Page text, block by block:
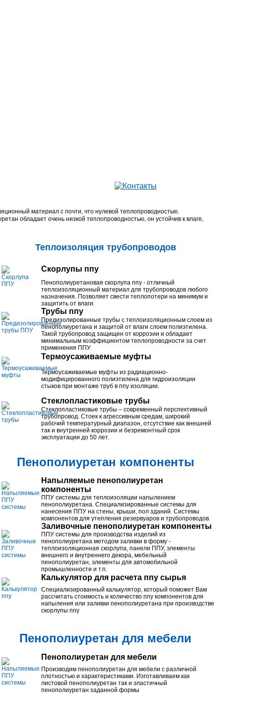
материал с почти, что нулевой теплопроводностью.
обладает очень низкой теплопроводностью, он устойчив к влаге,
Теплоизоляция трубопроводов
Скорлупы ппу
Пенополиуретановая скорлупа ппу - отличный
теплоизоляционный материал для трубопроводов любого
назначения. Позволяет свести теплопотери на минимум и
защитить от влаги.
Трубы ппу
Предизолированные трубы с теплоизоляционным слоем из
пенополиуретана и защитой от влаги слоем полиэтилена.
Такой трубопровод защищен от коррозии и обладает
минимальным коэффициентом теплопроводности за счет
применения ППУ.
Термоусаживаемые муфты
Термоусаживаемые муфты из радиационно-
модифицированного полиэтилена для гидроизоляции
стыков при монтаже труб в ппу изоляции.
Стеклопластиковые трубы
Стеклопластиковые трубы – современный перспективный
трубопровод. Стоек к агрессивным средам, широкий
рабочий температурный диапазон, отсутствие как внешней
так и внутренней коррозии и безремонтный срок
эксплуатации до 50 лет.
Пенополиуретан компоненты
Напыляемые пенополиуретан
компоненты
ППУ системы для теплоизоляции напылением
пенополиуретана. Специализированные системы для
нанесения ППУ на стены, крыши, пол зданий. Системы
компонентов для утепления резервуаров и трубопроводов.
Заливочные пенополиуретан компоненты
ППУ системы для производства изделий из
пенополиуретана методом заливки в форму -
теплоизоляционная скорлупа, панели ППУ, элементы
внешнего и внутреннего декора, мебельный
пенополиуретан, элементы для автомобильной
промышленности и т.п.
Калькулятор для расчета ппу сырья
Специализированный калькулятор, который поможет Вам
рассчитать стоимость и количество ппу компонентов для
напыления или заливки пенополиуретана при производстве
скорлупы ппу
Пенополиуретан для мебели
Пенополиуретан для мебели
Производим пенополиуретан для мебели с различной
плотностью и характеристиками. Изготавливаем как
листовой пенополиуретан так и эластичный
пенополиуретан заданной формы